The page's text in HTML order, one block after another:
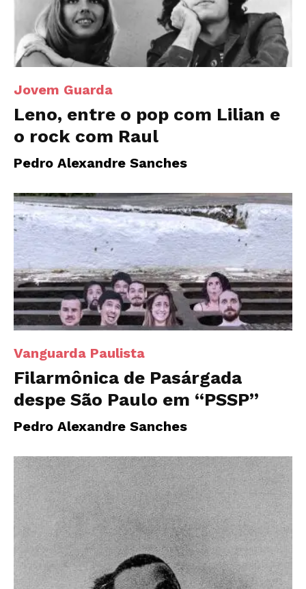
Jovem Guarda
Leno, entre o pop com Lilian e
o rock com Raul
Pedro Alexandre Sanches
Vanguarda Paulista
Filarmônica de Pasárgada
despe São Paulo em “PSSP”
Pedro Alexandre Sanches